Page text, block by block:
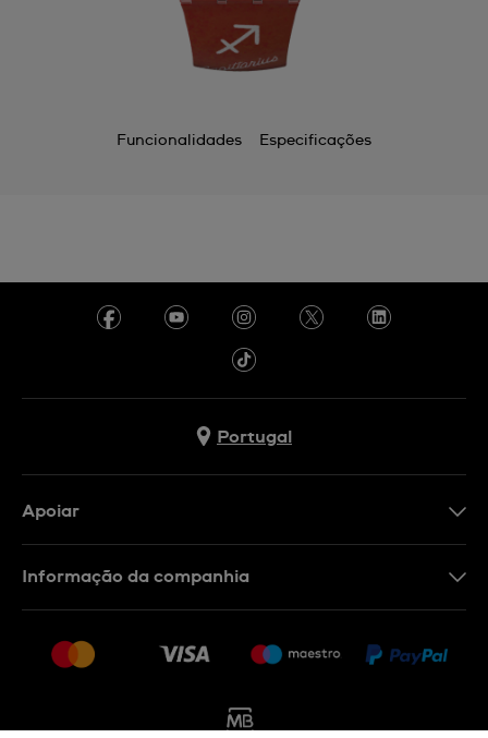
Funcionalidades Especificações
Portugal
Apoiar
Rescindir o contrato
Informação da companhia
Carreiras